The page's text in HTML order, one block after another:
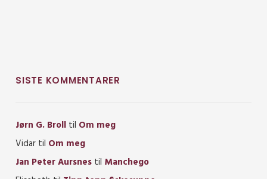
SISTE KOMMENTARER
Jørn G. Broll til Om meg
Vidar til Om meg
Jan Peter Aursnes til Manchego